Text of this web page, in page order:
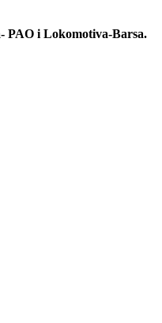
PAO i Lokomotiva-Barsa.